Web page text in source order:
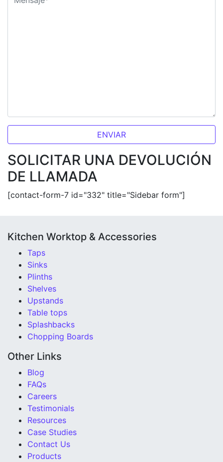
leave
this
field
empty.
SOLICITAR UNA DEVOLUCIÓN
DE LLAMADA
[contact-form-7 id="332" title="Sidebar form"]
Kitchen Worktop & Accessories
Taps
Sinks
Plinths
Shelves
Upstands
Table tops
Splashbacks
Chopping Boards
Other Links
Blog
FAQs
Careers
Testimonials
Resources
Case Studies
Contact Us
Products